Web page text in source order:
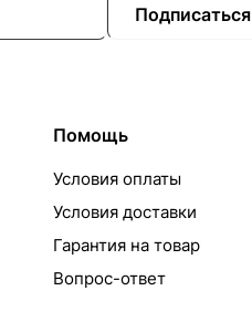
Подписаться
Помощь
Условия оплаты
Условия доставки
Гарантия на товар
Вопрос-ответ